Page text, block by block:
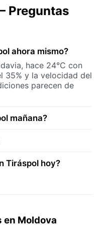
Preguntas
ahora mismo?
hace 24°C con
35% y la velocidad del
parecen de
mañana?
Tiráspol hoy?
Moldova